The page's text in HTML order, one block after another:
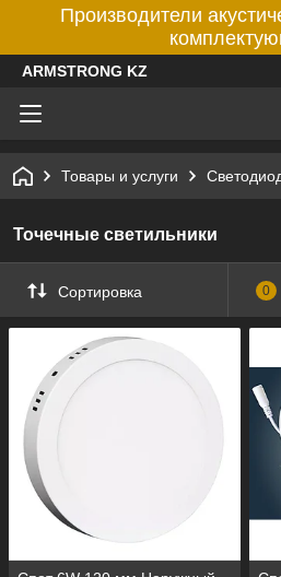
Производители
ARMSTRONG KZ
Товары и услуги
Точечные светильники
Сортировка 0